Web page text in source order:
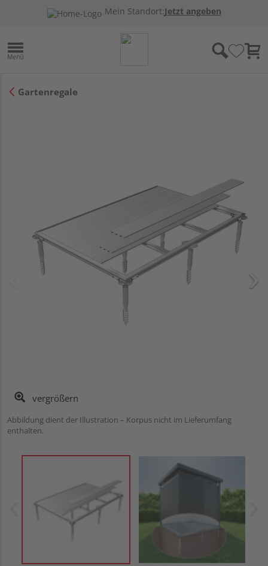
Mein Standort:Jetzt angeben
Gartenregale
vergrößern
Abbildung dient der Illustration – Korpus nicht im Lieferumfang
enthalten.